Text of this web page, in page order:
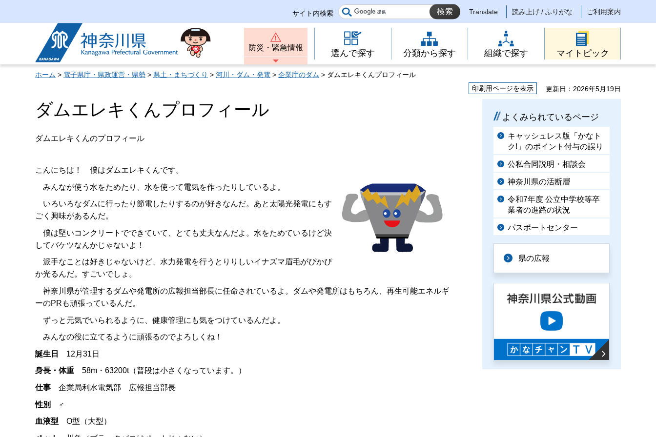
サイト内検索 Translate 読み上げ / ふりがな ご利用案内
神奈川県
防災・緊急情報
選んで探す 分類から探す 組織で探す マイトピック
ホーム > 電子県庁・県政運営・県勢 > 県土・まちづくり > 河川・ダム・発電 > 企業庁のダム > ダムエレキくんプロフィール
印刷用ページを表示
更新日：2026年5月19日
ダムエレキくんプロフィール
ダムエレキくんのプロフィール
こんにちは！ 僕はダムエレキくんです。
みんなが使う水をためたり、水を使って電気を作ったりしているよ。
いろいろなダムに行ったり節電したりするのが好きなんだ。あと太陽光発電にもす
ごく興味があるんだ。
僕は堅いコンクリートでできていて、とても丈夫なんだよ。水をためているけど決
してバケツなんかじゃないよ！
派手なことは好きじゃないけど、水力発電を行うとりりしいイナズマ眉毛がぴかぴ
か光るんだ。すごいでしょ。
神奈川県が管理するダムや発電所の広報担当部長に任命されているよ。ダムや発電所はもちろん、再生可能エネルギ
ーのPRも頑張っているんだ。
ずっと元気でいられるように、健康管理にも気をつけているんだよ。
みんなの役に立てるように頑張るのでよろしくね！
誕生日 12月31日
身長・体重 58m・63200t（普段は小さくなっています。）
仕事 企業局利水電気部 広報担当部長
性別 ♂
血液型 O型（大型）
よくみられているページ
キャッシュレス版「かなト
ク!」のポイント付与の誤り
公私合同説明・相談会
神奈川県の活断層
令和7年度 公立中学校等卒
業者の進路の状況
パスポートセンター
県の広報